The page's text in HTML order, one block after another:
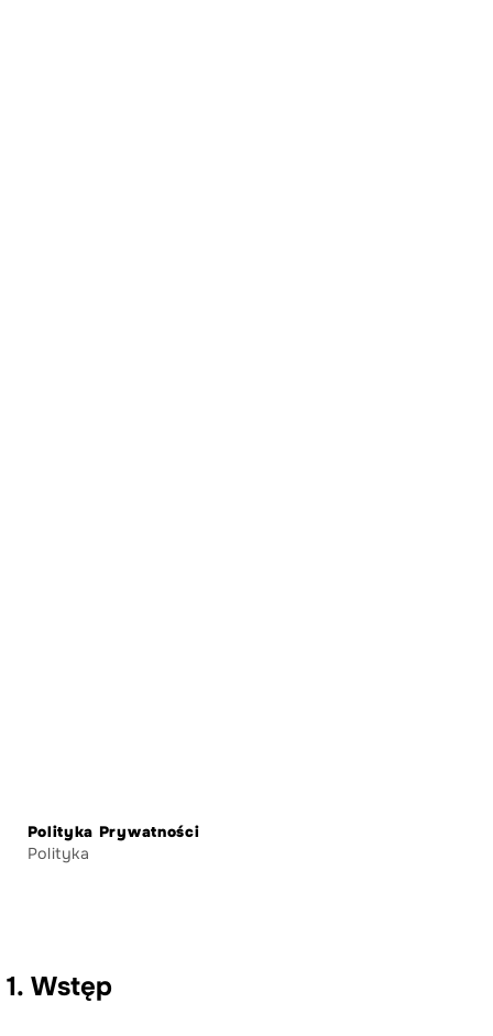
Polityka Prywatności
Polityka
1. Wstęp